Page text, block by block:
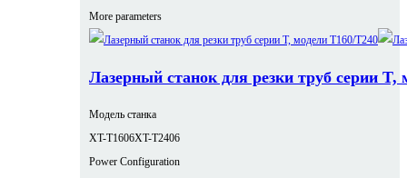
More parameters
Лазерный станок для резки труб серии T,
Модель станка
XT-T1606XT-T2406
Power Configuration